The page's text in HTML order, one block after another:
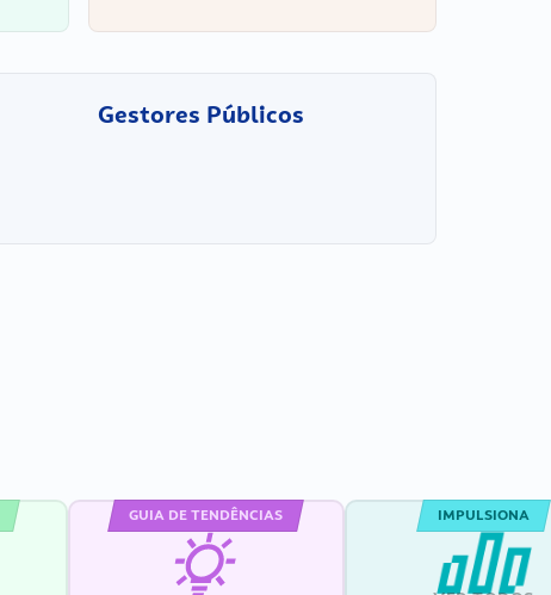
Gestores Públicos
GUIA DE TENDÊNCIAS IMPULSIONA